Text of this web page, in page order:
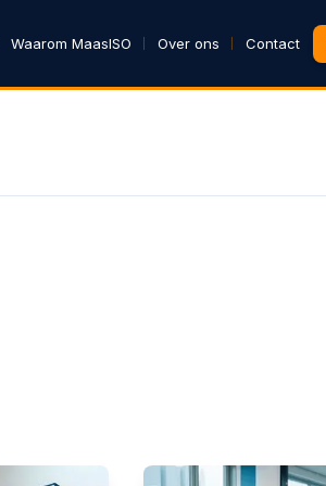
Waarom MaasISO Over ons Contact